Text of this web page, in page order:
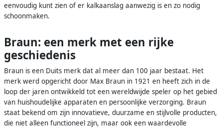
eenvoudig kunt zien of er kalkaanslag aanwezig is en zo nodig
schoonmaken.
Braun: een merk met een rijke
geschiedenis
Braun is een Duits merk dat al meer dan 100 jaar bestaat. Het
merk werd opgericht door Max Braun in 1921 en heeft zich in de
loop der jaren ontwikkeld tot een wereldwijde speler op het gebied
van huishoudelijke apparaten en persoonlijke verzorging. Braun
staat bekend om zijn innovatieve, duurzame en stijlvolle producten,
die niet alleen functioneel zijn, maar ook een waardevolle